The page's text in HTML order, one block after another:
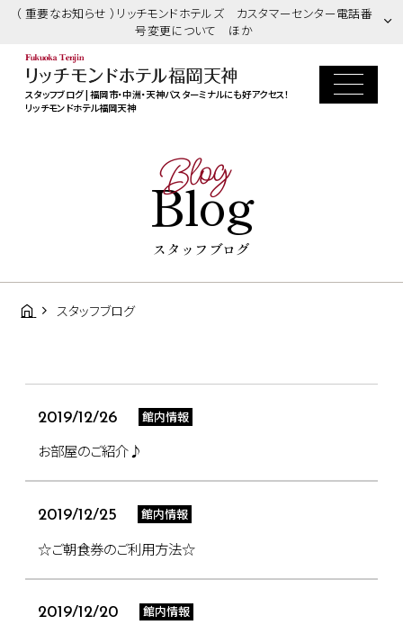
（ 重要なお知らせ ）リッチモンドホテルズ カスタマーセンター電話番
号変更について ほか
スタッフブログ | 福岡市・中洲・天神バスターミナルにも好アクセス！
リッチモンドホテル福岡天神
Blog
Blog
スタッフブログ
スタッフブログ
2019/12/26 館内情報
お部屋のご紹介♪
2019/12/25 館内情報
☆ご朝食券のご利用方法☆
2019/12/20 館内情報